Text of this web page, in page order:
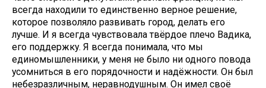
всегда находили то единственно верное решение,
которое позволяло развивать город, делать его
лучше. И я всегда чувствовала твёрдое плечо Вадика,
его поддержку. Я всегда понимала, что мы
единомышленники, у меня не было ни одного повода
усомниться в его порядочности и надёжности. Он был
небезразличным, неравнодушным. Он имел своё